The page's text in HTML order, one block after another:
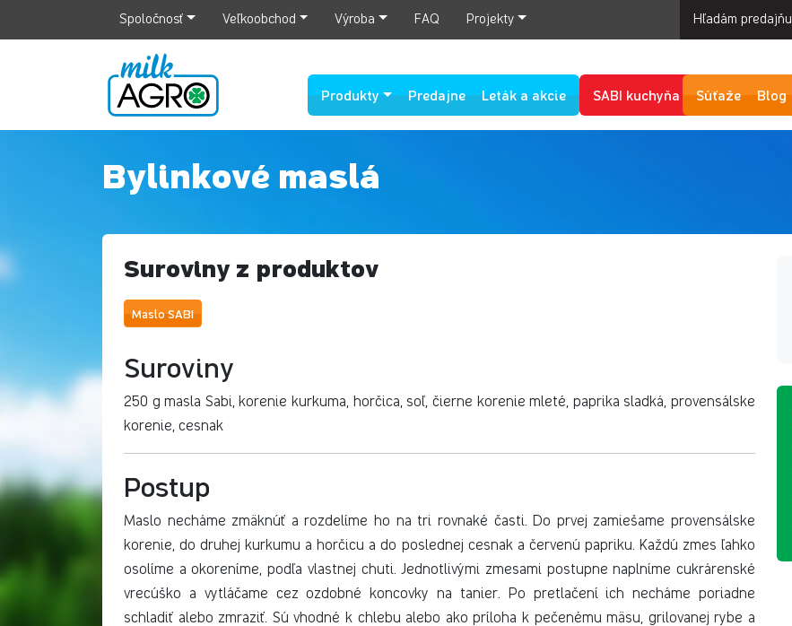
Spoločnosť Veľkoobchod Výroba FAQ Projekty Hľadám predajňu
Produkty Predajne Leták a akcie SABI kuchyňa Súťaže Blog
Bylinkové maslá
Suroviny z produktov
Maslo SABI
Suroviny
250 g masla Sabi, korenie kurkuma, horčica, soľ, čierne korenie mleté, paprika sladká, provensálske
korenie, cesnak
Postup
Maslo necháme zmäknúť a rozdelíme ho na tri rovnaké časti. Do prvej zamiešame provensálske
korenie, do druhej kurkumu a horčicu a do poslednej cesnak a červenú papriku. Každú zmes ľahko
osolíme a okoreníme, podľa vlastnej chuti. Jednotlivými zmesami postupne naplníme cukrárenské
vrecúško a vytláčame cez ozdobné koncovky na tanier. Po pretlačení ich necháme poriadne
schladiť alebo zmraziť. Sú vhodné k chlebu alebo ako príloha k pečenému mäsu, grilovanej rybe a